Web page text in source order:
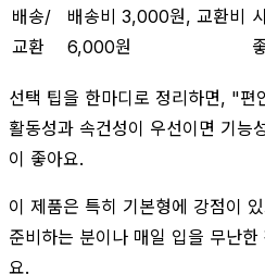
배송/
교환
배송비 3,000원, 교환비
6,000원
선택 팁을 한마디로 정리하면, "편
활동성과 속건성이 우선이면 기능
이 좋아요.
이 제품은 특히 기본형에 강점이
준비하는 분이나 매일 입을 무난
요.